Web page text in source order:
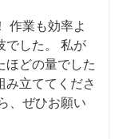
作業も効率よ
でした。 私が
ほどの量でした
み立ててくださ
、ぜひお願い